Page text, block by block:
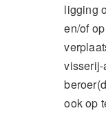
ligging
en/of
ook op